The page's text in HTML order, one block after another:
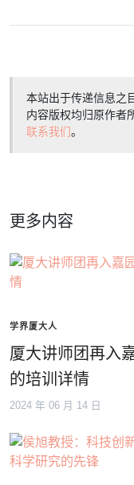
本站出于传递信息之
内容版权均归原作者
联系我们。
更多内容
学界厦大人
厦大讲师团再入
的培训详情
2024 年 06 月 14 日